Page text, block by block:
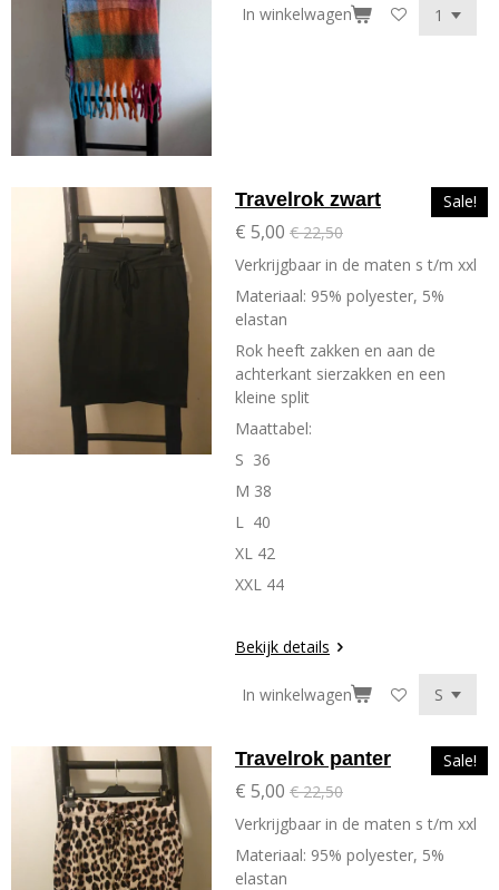
In winkelwagen
Sale!
Travelrok zwart
€ 5,00 € 22,50
Verkrijgbaar in de maten s t/m xxl
Materiaal: 95% polyester, 5%
elastan
Rok heeft zakken en aan de
achterkant sierzakken en een
kleine split
Maattabel:
S 36
M 38
L 40
XL 42
XXL 44
Bekijk details
In winkelwagen
Sale!
Travelrok panter
€ 5,00 € 22,50
Verkrijgbaar in de maten s t/m xxl
Materiaal: 95% polyester, 5%
elastan